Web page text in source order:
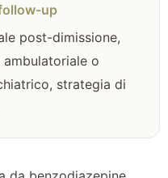
up
post-dimissione,
o
strategia di